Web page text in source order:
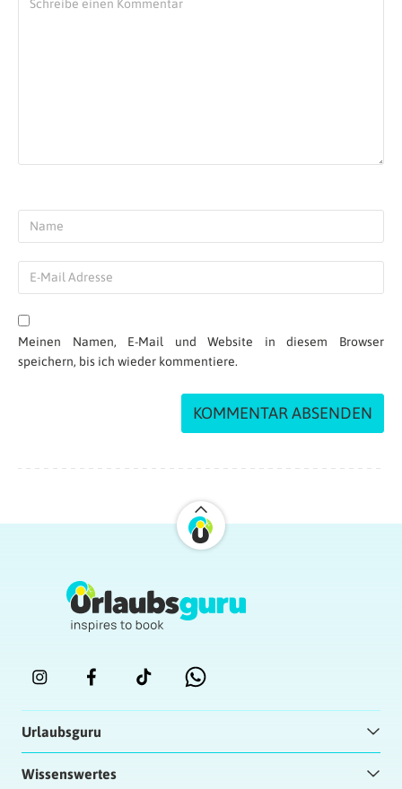
Meinen Namen, E-Mail und Website in diesem Browser
speichern, bis ich wieder kommentiere.
Urlaubsguru
Wissenswertes